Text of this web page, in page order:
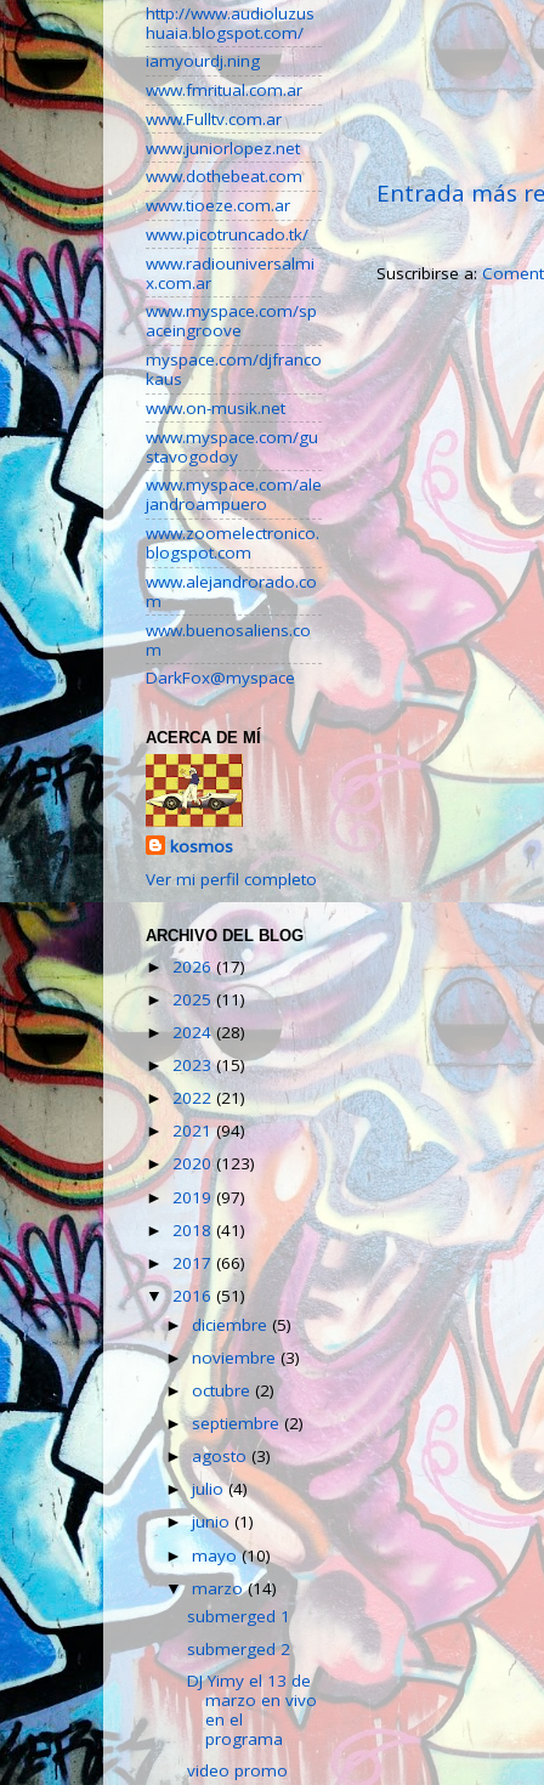
Entrada más
Suscribirse a:
http://www.audioluzus
huaia.blogspot.com/
iamyourdj.ning
www.fmritual.com.ar
www.Fulltv.com.ar
www.juniorlopez.net
www.dothebeat.com
www.tioeze.com.ar
www.picotruncado.tk/
www.radiouniversalmi
x.com.ar
www.myspace.com/sp
aceingroove
myspace.com/djfranco
kaus
www.on-musik.net
www.myspace.com/gu
stavogodoy
www.myspace.com/ale
jandroampuero
www.zoomelectronico.
blogspot.com
www.alejandrorado.co
m
www.buenosaliens.co
m
DarkFox@myspace
ACERCA DE MÍ
kosmos
Ver mi perfil completo
ARCHIVO DEL BLOG
► 2026(17)
► 2025(11)
► 2024(28)
► 2023(15)
►2022(21)
► 2021(94)
►2020(123)
► 2019(97)
► 2018 (41)
► 2017 (66)
▼ 2016 (51)
►diciembre(5)
►noviembre(3)
►octubre(2)
►septiembre(2)
►agosto(3)
►julio(4)
►junio(1)
►mayo(10)
▼marzo(14)
submerged 1
submerged 2
DJ Yimy el 13 de
marzo en vivo
en el
programa
video promo